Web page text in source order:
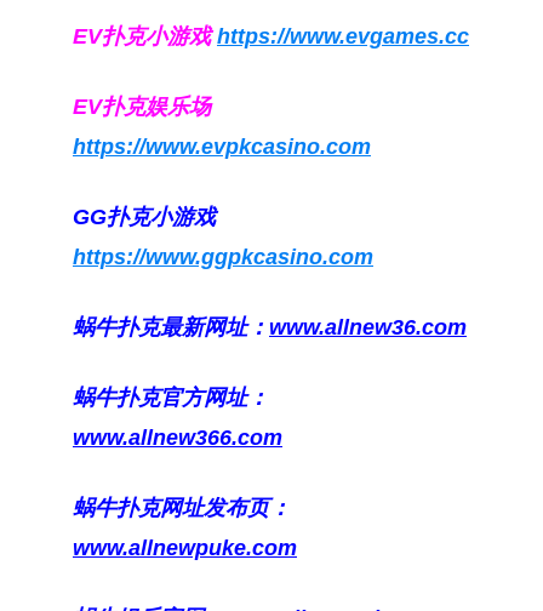
EV扑克小游戏https://www.evgames.cc
EV扑克娱乐场
https://www.evpkcasino.com
GG扑克小游戏
https://www.ggpkcasino.com
蜗牛扑克最新网址： www.allnew36.com
蜗牛扑克官方网址：
www.allnew366.com
蜗牛扑克网址发布页：
www.allnewpuke.com